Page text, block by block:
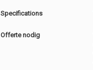
Specifications
Offerte nodig